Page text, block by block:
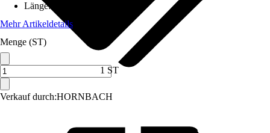
Verkauf durch:HORNBACH
Länge:
Mehr Artikeldetails
Menge (ST)
1 ST